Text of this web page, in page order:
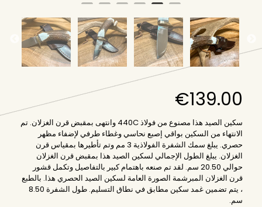
€139.00
سكين الصيد هذا مصنوع من فولاذ 440C وانتهى بمقبض قرن الغزلان. تم
الانتهاء من السكين بواقي إصبع نحاسي وغطاء طرفي لإضفاء مظهر
حصري. يبلغ سمك الشفرة الفولاذية 3 مم وتم تأطيرها بمقياس قرن
الغزلان. يبلغ الطول الإجمالي لسكين الصيد هذا بمقبض قرن الغزلان
حوالي 20.50 سم. لقد تم صنعه باهتمام كبير بالتفاصيل وتكمل قشور
قرن الغزلان المبرشمة الصورة العامة لسكين الصيد الحصري هذا. بالطبع
، يتم تضمين غمد سكين مطابق في نطاق التسليم. طول الشفرة 8.50
سم.